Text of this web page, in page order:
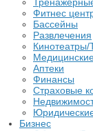
Фитнес
Бассейны
Развлечения
Кинотеатры/
Аптеки
Финансы
Страховые
Бизнес